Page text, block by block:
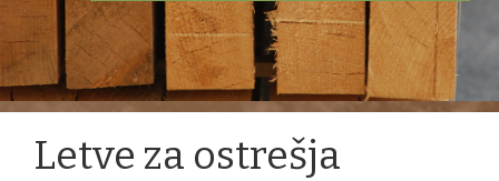
Letve za ostrešja